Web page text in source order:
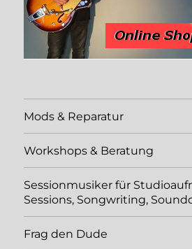
Mods & Reparatur
Workshops & Beratung
Sessionmusiker für
Sessions, Songwriting,
Frag den Dude